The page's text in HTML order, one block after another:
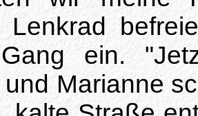
Lenkrad
ein.
Marianne